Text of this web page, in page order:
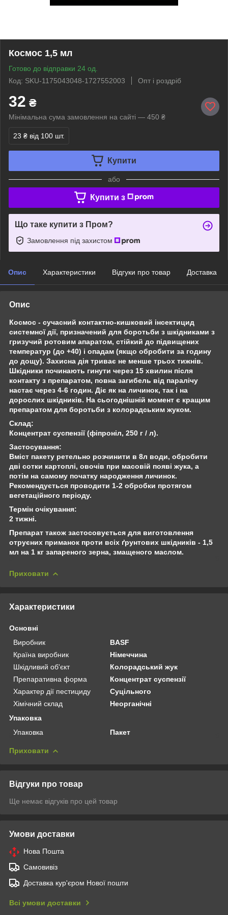
Космос 1,5 мл
Готово до відправки 24 од.
Код: SKU-1175043048-1727552003
Опт і роздріб
32 ₴
Мінімальна сума замовлення на сайті — 450 ₴
23 ₴ від 100 шт.
Купити
або
Купити з
Що таке купити з Пром?
Замовлення під захистом
Опис Характеристики Відгуки про товар Доставка
Опис
Космос - сучасний контактно-кишковий інсектицид
системної дії, призначений для боротьби з шкідниками з
гризучий ротовим апаратом, стійкий до підвищених
температур (до +40) і опадам (якщо обробити за годину
до дощу). Захисна дія триває не менше трьох тижнів.
Шкідники починають гинути через 15 хвилин після
контакту з препаратом, повна загибель від паралічу
настає через 4-6 годин. Діє як на личинок, так і на
дорослих шкідників. На сьогоднішній момент є кращим
препаратом для боротьби з колорадським жуком.
Склад:
Концентрат суспензії (фіпроніл, 250 г / л).
Застосування:
Вміст пакету ретельно розчинити в 8л води, обробити
дві сотки картоплі, овочів при масовій появі жука, а
потім на самому початку народження личинок.
Рекомендується проводити 1-2 обробки протягом
вегетаційного періоду.
Термін очікування:
2 тижні.
Препарат також застосовується для виготовлення
отруєних приманок проти всіх ґрунтових шкідників - 1,5
мл на 1 кг запареного зерна, змащеного маслом.
Приховати
Характеристики
Основні
Виробник
BASF
Країна виробник
Німеччина
Шкідливий об'єкт
Колорадський жук
Препаративна форма
Концентрат суспензії
Характер дії пестициду
Суцільного
Хімічний склад
Неорганічні
Упаковка
Упаковка
Пакет
Приховати
Відгуки про товар
Ще немає відгуків про цей товар
Умови доставки
Нова Пошта
Самовивіз
Доставка кур'єром Нової пошти
Всі умови доставки